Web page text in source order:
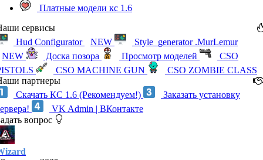
Платные модели кс 1.6
сервисы
Hud Configurator
NEW
Style_generator .MurLemur
NEW
Доска позора Просмотр моделей
CSO
CSO MACHINE GUN
CSO ZOMBIE CLASS
партнеры
Скачать КС 1.6 (Рекомендуем!)
Заказать установку
VK Admin | ВКонтакте
вопрос